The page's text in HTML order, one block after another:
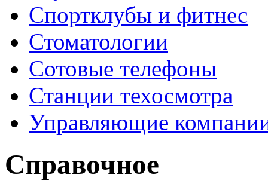
Спортклубы и фитнес
Стоматологии
Сотовые телефоны
Станции техосмотра
Управляющие
Справочное